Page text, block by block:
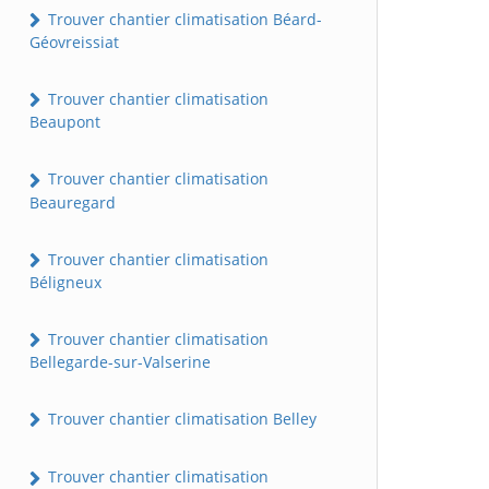
Trouver chantier climatisation Béard-
Géovreissiat
Trouver chantier climatisation
Beaupont
Trouver chantier climatisation
Beauregard
Trouver chantier climatisation
Béligneux
Trouver chantier climatisation
Bellegarde-sur-Valserine
Trouver chantier climatisation Belley
Trouver chantier climatisation